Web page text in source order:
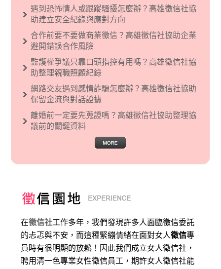
義傾向的人，通常對於自己的國家和民族有超強
烈的卓越感，因而瞧不起其他國家的人，所以沙
現了男性沙文…
遇到恐怖情人或跟蹤騷擾怎麼辦？高雄徵信社協
助建立安全紀錄與應對方向
合作前要不要做商業徵信？高雄徵信社協助企業
避開錯誤合作風險
監護權爭議只靠口頭指控有用嗎？高雄徵信社協
助整理親職照顧紀錄
網路交友遇到感情詐騙怎麼辦？高雄徵信社協助
保留金流與對話證據
離婚前一定要先蒐證嗎？高雄徵信社協助整理協
議前的關鍵資料
在徵信社工作多年，我們發現許多人面臨徵信委託
的忐忑與不安，而這種緊繃情緒在面對女人徵信專
員時有很明顯的放鬆！因此我們成立女人徵信社，
聘用清一色專業女性徵信員工，期許女人徵信社能